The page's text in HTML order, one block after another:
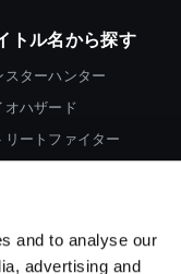
and to analyse our
advertising and
トル名から探す
スターハンター
オハザード
リートファイター